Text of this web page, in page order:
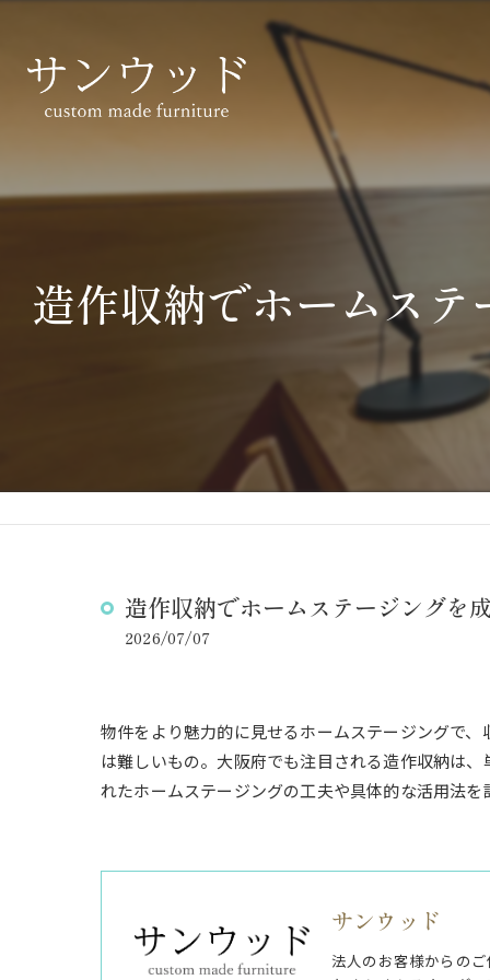
造作収納でホームス
造作収納でホームステージングを
2026/07/07
物件をより魅力的に見せるホームステージングで
は難しいもの。大阪府でも注目される造作収納は
れたホームステージングの工夫や具体的な活用法
サンウッド
法人のお客様からの